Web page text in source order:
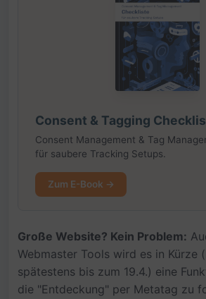
Consent & Tagging
Consent Management & Tag
für saubere Tracking Setups.
Zum E-Book →
Große Website? Kein Problem:
Webmaster Tools wird es in Kürze
spätestens bis zum 19.4.) eine
die "Entdeckung" per Metatag zu